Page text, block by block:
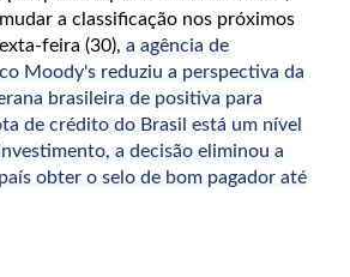
a classificação nos próximos
feira (30), a agência de
Moody's reduziu a perspectiva da
brasileira de positiva para
de crédito do Brasil está um nível
a decisão eliminou a
obter o selo de bom pagador até